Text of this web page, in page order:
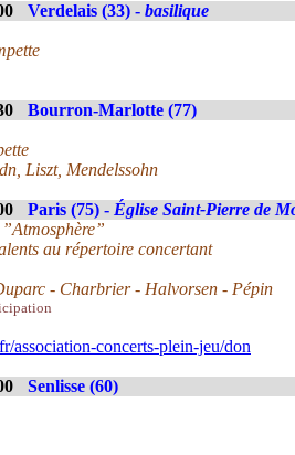
Verdelais (33) - basilique
Bourron-Marlotte (77)
Liszt, Mendelssohn
Paris (75) - Église Saint-Pierre de
au répertoire concertant
- Charbrier - Halvorsen - Pépin
association-concerts-plein-jeu/don
Senlisse (60)